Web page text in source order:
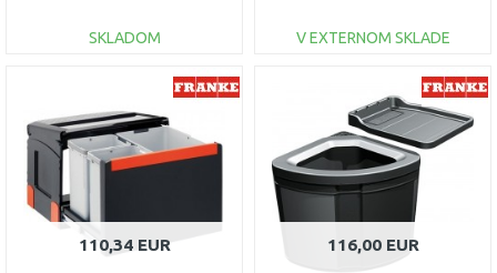
SKLADOM
DO KOŠÍKA
Porovnať
V EXTERNOM SKLADE
DO KOŠÍKA
Porovnať
110,34 EUR 116,00 EUR